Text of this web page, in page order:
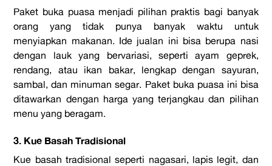
Paket buka puasa menjadi pilihan praktis bagi banyak
orang yang tidak punya banyak waktu untuk
menyiapkan makanan. Ide jualan ini bisa berupa nasi
dengan lauk yang bervariasi, seperti ayam geprek,
rendang, atau ikan bakar, lengkap dengan sayuran,
sambal, dan minuman segar. Paket buka puasa ini bisa
ditawarkan dengan harga yang terjangkau dan pilihan
menu yang beragam.
3. Kue Basah Tradisional
Kue basah tradisional seperti nagasari, lapis legit, dan